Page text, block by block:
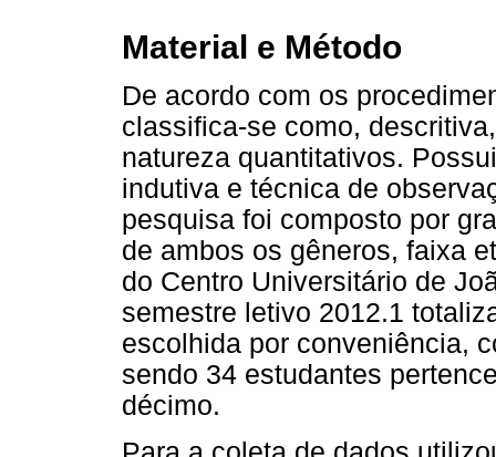
Material e Método
De acordo com os
classifica-se como,
natureza quantitativos.
indutiva e técnica de
pesquisa foi composto por
de ambos os gêneros, faixa
do Centro Universitário de
semestre letivo 2012.1
escolhida por conveniência,
sendo 34 estudantes
décimo.